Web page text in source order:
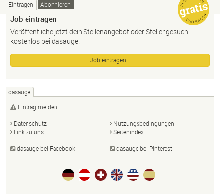
Eintragen Abonnieren
Job eintragen
Veröffentliche jetzt dein Stellenangebot oder Stellengesuch
kostenlos bei dasauge!
Job eintragen…
dasauge
Eintrag melden
Datenschutz
Nutzungsbedingungen
Link zu uns
Seitenindex
dasauge bei Facebook dasauge bei Pinterest